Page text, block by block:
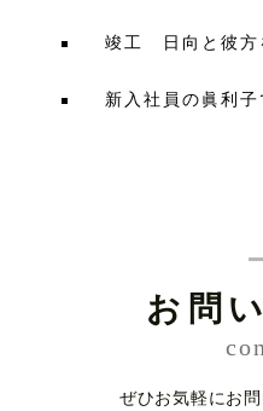
竣工 日向と彼方
新入社員の眞利子
お問
ぜひお気軽にお問